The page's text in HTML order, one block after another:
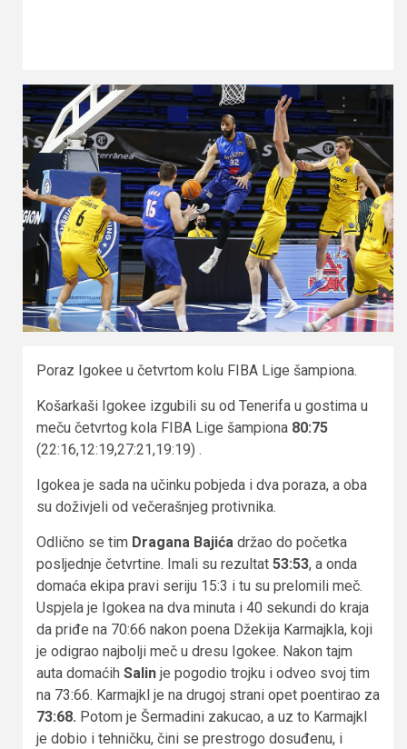
Poraz Igokee u četvrtom kolu FIBA Lige šampiona.
Košarkaši Igokee izgubili su od Tenerifa u gostima u
meču četvrtog kola FIBA Lige šampiona 80:75
(22:16,12:19,27:21,19:19) .
Igokea je sada na učinku pobjeda i dva poraza, a oba
su doživjeli od večerašnjeg protivnika.
Odlično se tim Dragana Bajića držao do početka
posljednje četvrtine. Imali su rezultat 53:53, a onda
domaća ekipa pravi seriju 15:3 i tu su prelomili meč.
Uspjela je Igokea na dva minuta i 40 sekundi do kraja
da priđe na 70:66 nakon poena Džekija Karmajkla, koji
je odigrao najbolji meč u dresu Igokee. Nakon tajm
auta domaćih Salin je pogodio trojku i odveo svoj tim
na 73:66. Karmajkl je na drugoj strani opet poentirao za
73:68. Potom je Šermadini zakucao, a uz to Karmajkl
je dobio i tehničku, čini se prestrogo dosuđenu, i